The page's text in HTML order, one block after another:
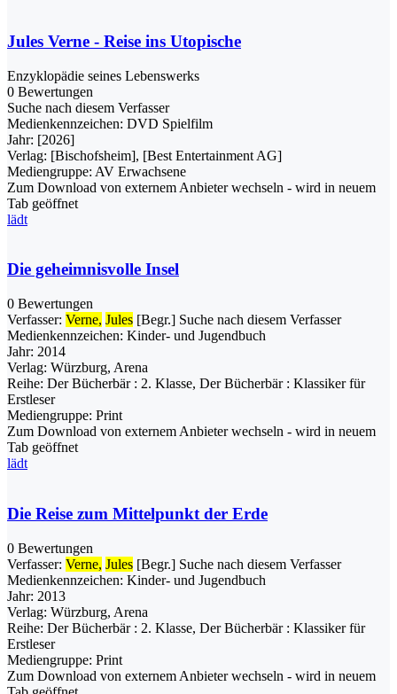
Jules Verne - Reise ins Utopische
Enzyklopädie seines Lebenswerks
0 Bewertungen
Suche nach diesem Verfasser
Medienkennzeichen: DVD Spielfilm
Jahr: [2026]
Verlag: [Bischofsheim], [Best Entertainment AG]
Mediengruppe: AV Erwachsene
Zum Download von externem Anbieter wechseln - wird in neuem
Tab geöffnet
lädt
Die geheimnisvolle Insel
0 Bewertungen
Verfasser: Verne, Jules [Begr.] Suche nach diesem Verfasser
Medienkennzeichen: Kinder- und Jugendbuch
Jahr: 2014
Verlag: Würzburg, Arena
Reihe: Der Bücherbär : 2. Klasse, Der Bücherbär : Klassiker für
Erstleser
Mediengruppe: Print
Zum Download von externem Anbieter wechseln - wird in neuem
Tab geöffnet
lädt
Die Reise zum Mittelpunkt der Erde
0 Bewertungen
Verfasser: Verne, Jules [Begr.] Suche nach diesem Verfasser
Medienkennzeichen: Kinder- und Jugendbuch
Jahr: 2013
Verlag: Würzburg, Arena
Reihe: Der Bücherbär : 2. Klasse, Der Bücherbär : Klassiker für
Erstleser
Mediengruppe: Print
Zum Download von externem Anbieter wechseln - wird in neuem